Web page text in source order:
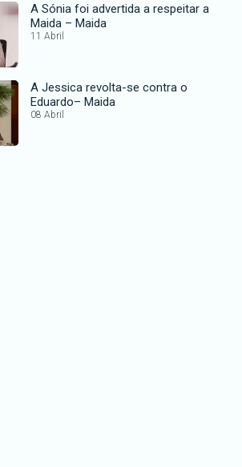
A Sónia foi advertida a respeitar a
Maida – Maida
11 Abril
A Jessica revolta-se contra o
Eduardo– Maida
08 Abril